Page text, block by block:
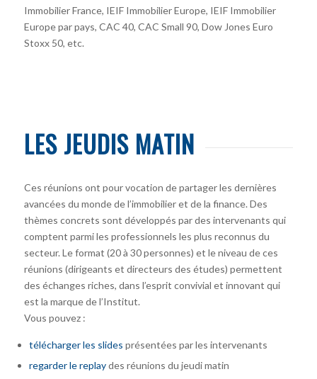
Immobilier France, IEIF Immobilier Europe, IEIF Immobilier
Europe par pays, CAC 40, CAC Small 90, Dow Jones Euro
Stoxx 50, etc.
LES JEUDIS MATIN
Ces réunions ont pour vocation de partager les dernières
avancées du monde de l’immobilier et de la finance. Des
thèmes concrets sont développés par des intervenants qui
comptent parmi les professionnels les plus reconnus du
secteur. Le format (20 à 30 personnes) et le niveau de ces
réunions (dirigeants et directeurs des études) permettent
des échanges riches, dans l’esprit convivial et innovant qui
est la marque de l’Institut.
Vous pouvez :
télécharger les slides présentées par les intervenants
regarder le replaydes réunions du jeudi matin